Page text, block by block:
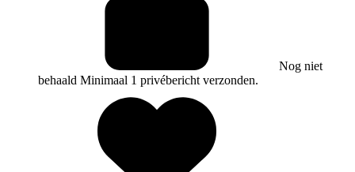
Nog niet
behaald Minimaal 1 privébericht verzonden.